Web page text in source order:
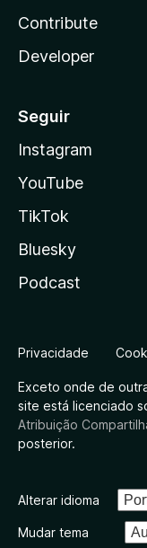
Contribute
Developer
Seguir
Instagram
YouTube
TikTok
Bluesky
Podcast
Privacidade
Exceto onde de
site está licenciado
Atribuição
posterior.
Alterar idioma
Mudar tema